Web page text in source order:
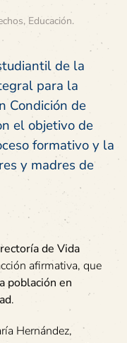
, Educación.
de la
para la
Condición de
el objetivo de
formativo y la
y madres de
de Vida
afirmativa, que
población en
.
Hernández,